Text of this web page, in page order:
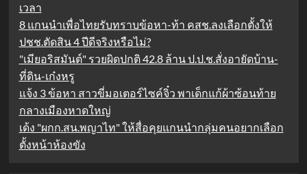
เวลา
8 แกนนำเพื่อไทยรับทราบข้อหา-ท้า คสช.ลงเลือกตั้งให้
ปชช.ตัดสิน 4 ปีดีจริงหรือไม่?
"เมียอริสมันต์" รวยผิดปกติ 42.8 ล้าน ป.ป.ช.สั่งอายัดบ้าน-
ที่ดิน-เก๋งหรู
แจ้ง 3 ข้อหา สาวขี่มอเตอร์ไซค์จิ๋ว พาเด็กแก้ผ้าซ้อนท้าย
กลางเมืองหาดใหญ่
เด้ง "ผกก.สน.พญาไท" ให้สื่อคุยแกนนำกลุ่มคนอยากเลือก
ตั้งหน้าห้องขัง